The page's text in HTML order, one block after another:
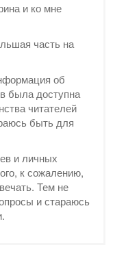
и ко мне
часть на
об
была доступна
читателей
быть для
и личных
к сожалению,
Тем не
и стараюсь